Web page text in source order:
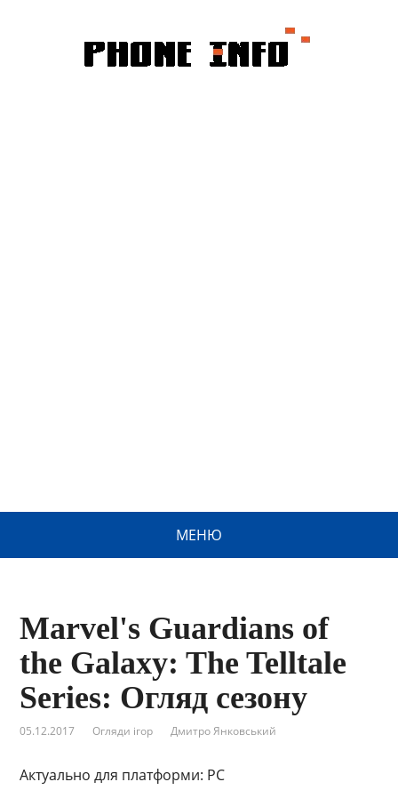
МЕНЮ
Marvel's Guardians of
the Galaxy: The Telltale
Series: Огляд сезону
05.12.2017 Огляди ігор Дмитро Янковський
Актуально для платформи: PC